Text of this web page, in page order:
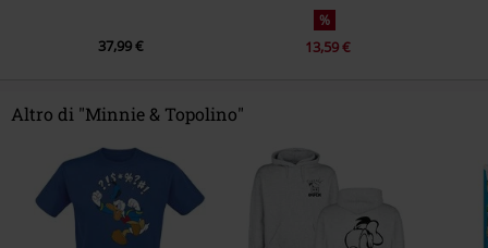
37,99 €
%
13,59 €
Altro di "Minnie & Topolino"